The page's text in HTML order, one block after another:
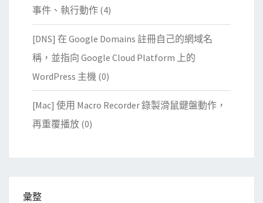
事件、執行動作 (4)
[DNS] 在 Google Domains 註冊自己的網域名
稱，並指向 Google Cloud Platform 上的
WordPress 主機 (0)
[Mac] 使用 Macro Recorder 錄製滑鼠鍵盤動作，
再重覆播放 (0)
彙整